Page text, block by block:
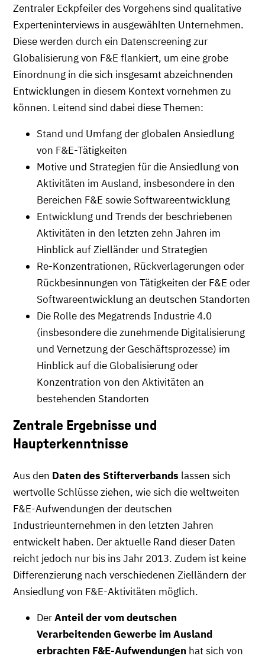
Zentraler Eckpfeiler des Vorgehens sind qualitative
Experteninterviews in ausgewählten Unternehmen.
Diese werden durch ein Datenscreening zur
Globalisierung von F&E flankiert, um eine grobe
Einordnung in die sich insgesamt abzeichnenden
Entwicklungen in diesem Kontext vornehmen zu
können. Leitend sind dabei diese Themen:
Stand und Umfang der globalen Ansiedlung
von F&E-Tätigkeiten
Motive und Strategien für die Ansiedlung von
Aktivitäten im Ausland, insbesondere in den
Bereichen F&E sowie Softwareentwicklung
Entwicklung und Trends der beschriebenen
Aktivitäten in den letzten zehn Jahren im
Hinblick auf Zielländer und Strategien
Re-Konzentrationen, Rückverlagerungen oder
Rückbesinnungen von Tätigkeiten der F&E oder
Softwareentwicklung an deutschen Standorten
Die Rolle des Megatrends Industrie 4.0
(insbesondere die zunehmende Digitalisierung
und Vernetzung der Geschäftsprozesse) im
Hinblick auf die Globalisierung oder
Konzentration von den Aktivitäten an
bestehenden Standorten
Zentrale Ergebnisse und
Haupterkenntnisse
Aus den Daten des Stifterverbands lassen sich
wertvolle Schlüsse ziehen, wie sich die weltweiten
F&E-Aufwendungen der deutschen
Industrieunternehmen in den letzten Jahren
entwickelt haben. Der aktuelle Rand dieser Daten
reicht jedoch nur bis ins Jahr 2013. Zudem ist keine
Differenzierung nach verschiedenen Zielländern der
Ansiedlung von F&E-Aktivitäten möglich.
DerAnteil der vom deutschen
Verarbeitenden Gewerbe im Ausland
erbrachten F&E-Aufwendungen hat sich von